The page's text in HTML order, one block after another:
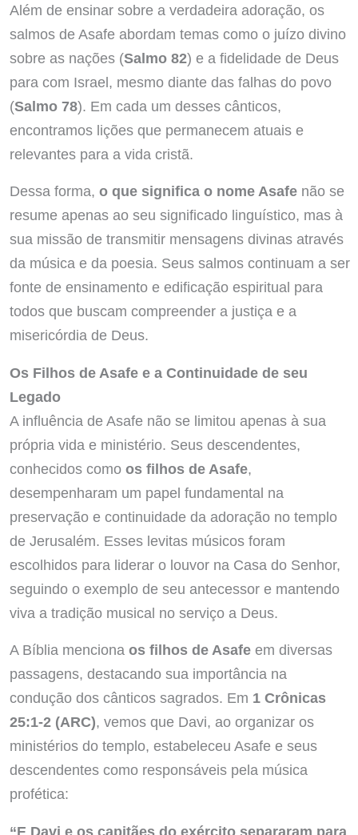
Além de ensinar sobre a verdadeira adoração, os
salmos de Asafe abordam temas como o juízo divino
sobre as nações (Salmo 82) e a fidelidade de Deus
para com Israel, mesmo diante das falhas do povo
(Salmo 78). Em cada um desses cânticos,
encontramos lições que permanecem atuais e
relevantes para a vida cristã.
Dessa forma, o que significa o nome Asafenão se
resume apenas ao seu significado linguístico, mas à
sua missão de transmitir mensagens divinas através
da música e da poesia. Seus salmos continuam a ser
fonte de ensinamento e edificação espiritual para
todos que buscam compreender a justiça e a
misericórdia de Deus.
Os Filhos de Asafe e a Continuidade de seu
Legado
A influência de Asafe não se limitou apenas à sua
própria vida e ministério. Seus descendentes,
conhecidos como os filhos de Asafe,
desempenharam um papel fundamental na
preservação e continuidade da adoração no templo
de Jerusalém. Esses levitas músicos foram
escolhidos para liderar o louvor na Casa do Senhor,
seguindo o exemplo de seu antecessor e mantendo
viva a tradição musical no serviço a Deus.
A Bíblia menciona os filhos de Asafeem diversas
passagens, destacando sua importância na
condução dos cânticos sagrados. Em 1 Crônicas
25:1-2 (ARC), vemos que Davi, ao organizar os
ministérios do templo, estabeleceu Asafe e seus
descendentes como responsáveis pela música
profética:
“E Davi e os capitães do exército separaram para